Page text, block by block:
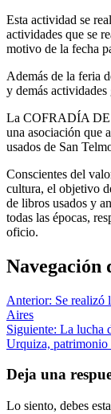
Esta actividad se
actividades que se
motivo de la fecha
Además de la feria
y demás
La COFRADÍA
una asociación que
usados de San
Conscientes del
cultura, el objetivo
de libros usados y
todas las épocas,
oficio.
Navegación
Anterior: Se realizó
Aires
Siguiente: La lucha
Urquiza, patrimonio
Deja una
Lo siento, debes